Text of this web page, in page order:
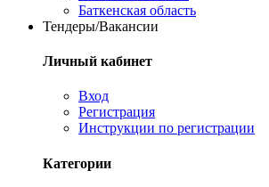
Баткенская область
Тендеры/Вакансии
Личный кабинет
Вход
Регистрация
Инструкции по регистрации
Категории